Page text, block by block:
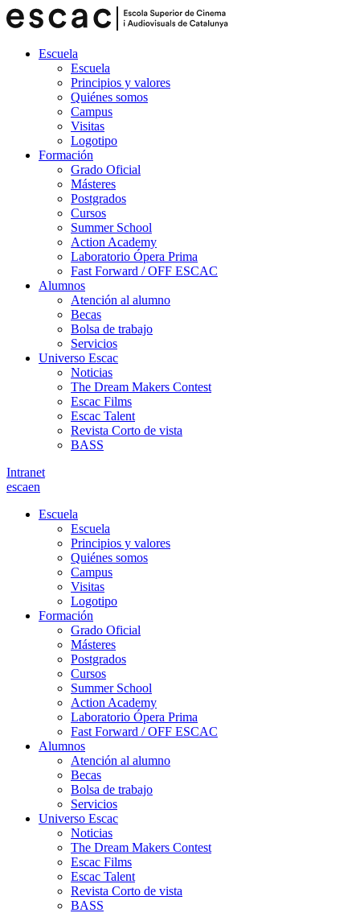
Escuela
Escuela
Principios y valores
Quiénes somos
Campus
Visitas
Logotipo
Formación
Grado Oficial
Másteres
Postgrados
Cursos
Summer School
Action Academy
Laboratorio Ópera Prima
Fast Forward / OFF ESCAC
Alumnos
Atención al alumno
Becas
Bolsa de trabajo
Servicios
Universo Escac
Noticias
The Dream Makers Contest
Escac Films
Escac Talent
Revista Corto de vista
BASS
Intranet
escaen
Escuela
Escuela
Principios y valores
Quiénes somos
Campus
Visitas
Logotipo
Formación
Grado Oficial
Másteres
Postgrados
Cursos
Summer School
Action Academy
Laboratorio Ópera Prima
Fast Forward / OFF ESCAC
Alumnos
Atención al alumno
Becas
Bolsa de trabajo
Servicios
Universo Escac
Noticias
The Dream Makers Contest
Escac Films
Escac Talent
Revista Corto de vista
BASS